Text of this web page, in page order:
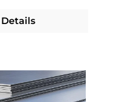
Details